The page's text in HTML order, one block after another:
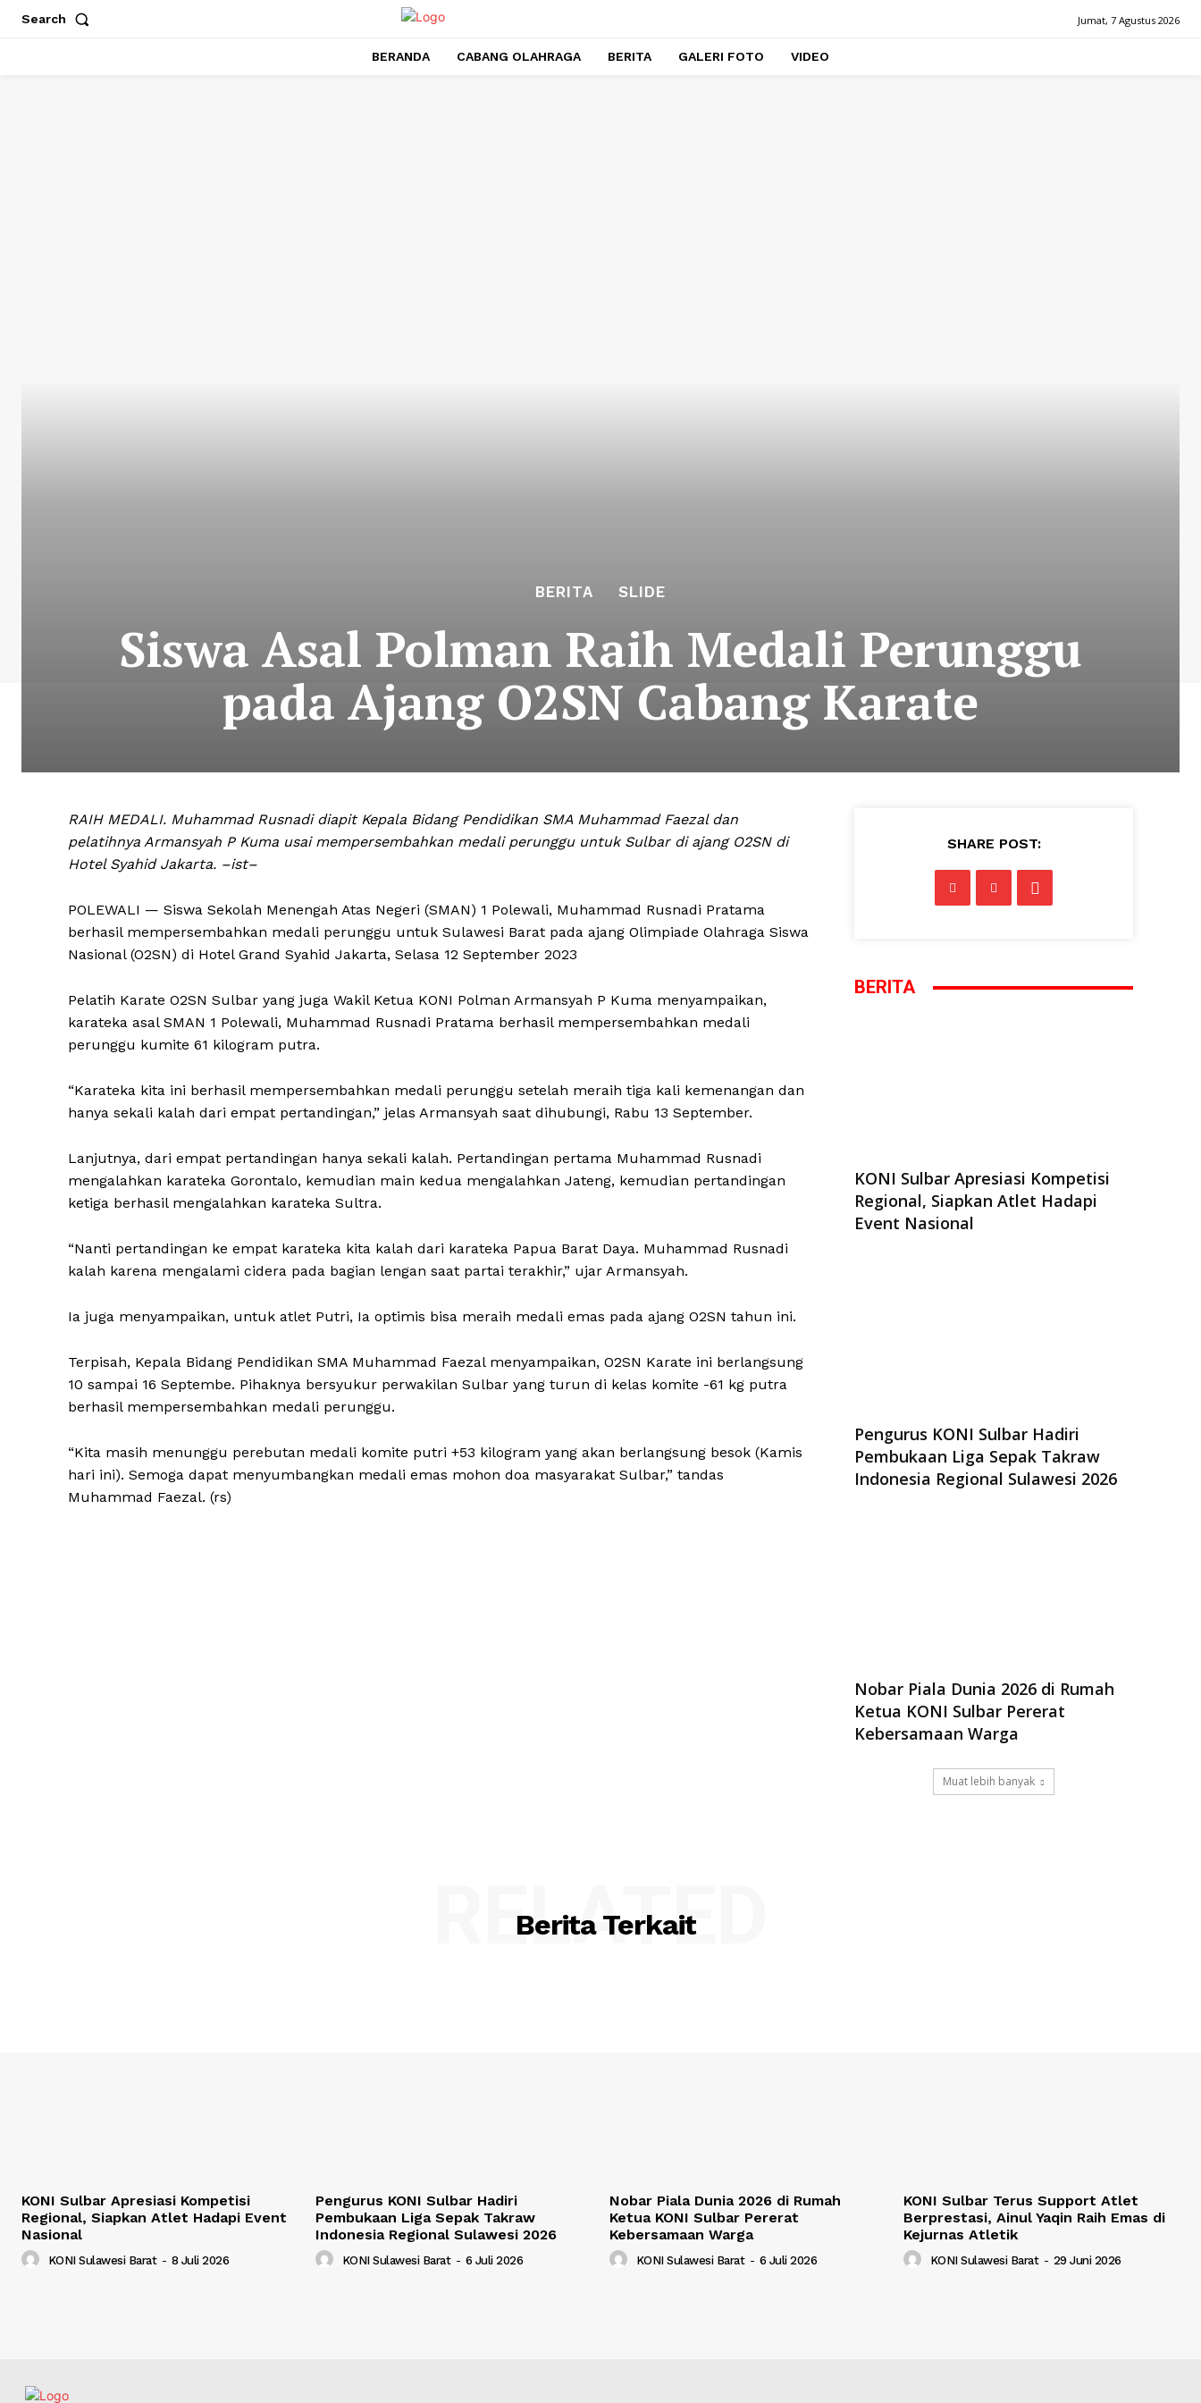
Search Jumat, 7 Agustus 2026
BERANDA CABANG OLAHRAGA BERITA GALERI FOTO VIDEO
BERITA SLIDE
Siswa Asal Polman Raih Medali Perunggu
pada Ajang O2SN Cabang Karate
RAIH MEDALI. Muhammad Rusnadi diapit Kepala Bidang Pendidikan SMA Muhammad Faezal dan
pelatihnya Armansyah P Kuma usai mempersembahkan medali perunggu untuk Sulbar di ajang O2SN di
Hotel Syahid Jakarta. –ist–
POLEWALI — Siswa Sekolah Menengah Atas Negeri (SMAN) 1 Polewali, Muhammad Rusnadi Pratama
berhasil mempersembahkan medali perunggu untuk Sulawesi Barat pada ajang Olimpiade Olahraga Siswa
Nasional (O2SN) di Hotel Grand Syahid Jakarta, Selasa 12 September 2023
Pelatih Karate O2SN Sulbar yang juga Wakil Ketua KONI Polman Armansyah P Kuma menyampaikan,
karateka asal SMAN 1 Polewali, Muhammad Rusnadi Pratama berhasil mempersembahkan medali
perunggu kumite 61 kilogram putra.
“Karateka kita ini berhasil mempersembahkan medali perunggu setelah meraih tiga kali kemenangan dan
hanya sekali kalah dari empat pertandingan,” jelas Armansyah saat dihubungi, Rabu 13 September.
Lanjutnya, dari empat pertandingan hanya sekali kalah. Pertandingan pertama Muhammad Rusnadi
mengalahkan karateka Gorontalo, kemudian main kedua mengalahkan Jateng, kemudian pertandingan
ketiga berhasil mengalahkan karateka Sultra.
“Nanti pertandingan ke empat karateka kita kalah dari karateka Papua Barat Daya. Muhammad Rusnadi
kalah karena mengalami cidera pada bagian lengan saat partai terakhir,” ujar Armansyah.
Ia juga menyampaikan, untuk atlet Putri, Ia optimis bisa meraih medali emas pada ajang O2SN tahun ini.
Terpisah, Kepala Bidang Pendidikan SMA Muhammad Faezal menyampaikan, O2SN Karate ini berlangsung
10 sampai 16 Septembe. Pihaknya bersyukur perwakilan Sulbar yang turun di kelas komite -61 kg putra
berhasil mempersembahkan medali perunggu.
“Kita masih menunggu perebutan medali komite putri +53 kilogram yang akan berlangsung besok (Kamis
hari ini). Semoga dapat menyumbangkan medali emas mohon doa masyarakat Sulbar,” tandas
Muhammad Faezal. (rs)
SHARE POST:
BERITA
KONI Sulbar Apresiasi Kompetisi
Regional, Siapkan Atlet Hadapi
Event Nasional
Pengurus KONI Sulbar Hadiri
Pembukaan Liga Sepak Takraw
Indonesia Regional Sulawesi 2026
Nobar Piala Dunia 2026 di Rumah
Ketua KONI Sulbar Pererat
Kebersamaan Warga
Muat lebih banyak
Berita Terkait
RELATED
KONI Sulbar Apresiasi Kompetisi
Regional, Siapkan Atlet Hadapi Event
Nasional
KONI Sulawesi Barat - 8 Juli 2026
Pengurus KONI Sulbar Hadiri
Pembukaan Liga Sepak Takraw
Indonesia Regional Sulawesi 2026
KONI Sulawesi Barat - 6 Juli 2026
Nobar Piala Dunia 2026 di Rumah
Ketua KONI Sulbar Pererat
Kebersamaan Warga
KONI Sulawesi Barat - 6 Juli 2026
KONI Sulbar Terus Support Atlet
Berprestasi, Ainul Yaqin Raih Emas di
Kejurnas Atletik
KONI Sulawesi Barat - 29 Juni 2026